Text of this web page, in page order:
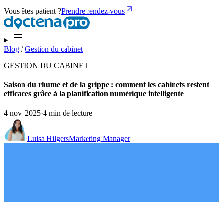
Vous êtes patient ?Prendre rendez-vous
Blog /Gestion du cabinet
GESTION DU CABINET
Saison du rhume et de la grippe : comment les cabinets restent
efficaces grâce à la planification numérique intelligente
4 nov. 2025·4 min de lecture
Luisa HilgersMarketing Manager